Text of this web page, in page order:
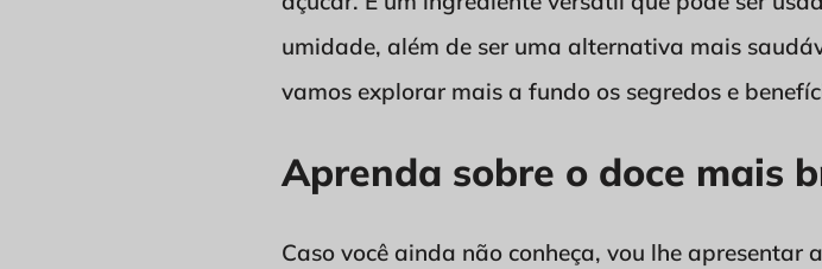
umidade, além de ser uma alternativa mais
vamos explorar mais a fundo os segredos e
Aprenda sobre o doce mais
Caso você ainda não conheça, vou lhe apresentar